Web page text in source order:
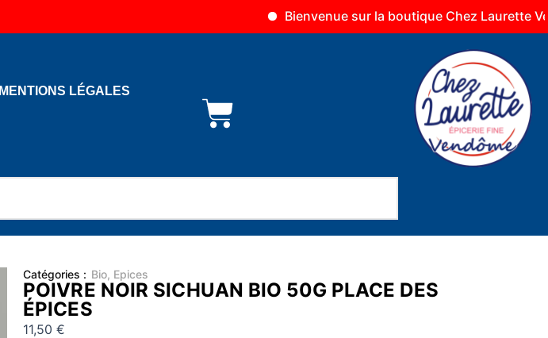
Bienvenue sur la boutique Chez Laurette Vendôme
MENTIONS LÉGALES
Catégories : Bio, Epices
POIVRE NOIR SICHUAN BIO 50G PLACE DES
ÉPICES
11,50 €